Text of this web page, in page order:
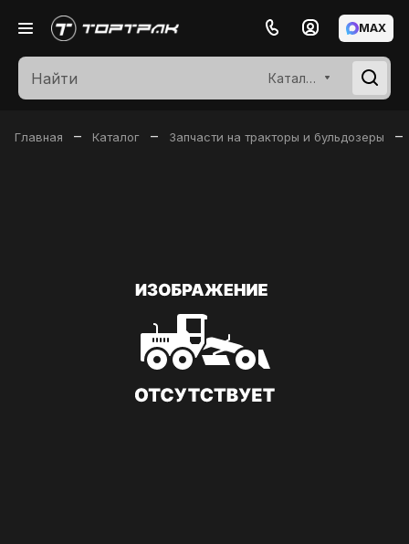
Каталог
MAX
Главная – Каталог – Запчасти на тракторы и бульдозеры –